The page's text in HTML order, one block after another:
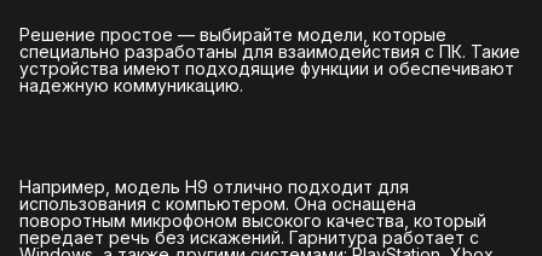
Решение простое — выбирайте модели, которые
специально разработаны для взаимодействия с ПК. Такие
устройства имеют подходящие функции и обеспечивают
надежную коммуникацию.
Например, модель H9 отлично подходит для
использования с компьютером. Она оснащена
поворотным микрофоном высокого качества, который
передает речь без искажений. Гарнитура работает с